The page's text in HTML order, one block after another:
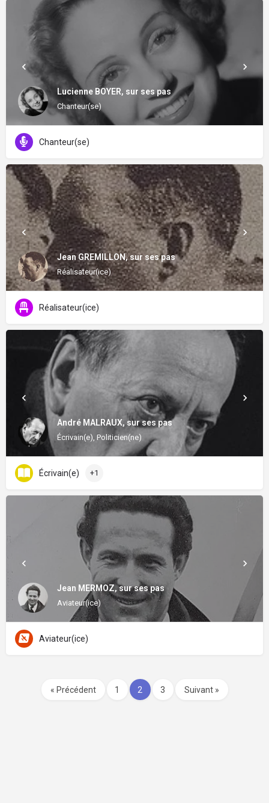
Lucienne BOYER, sur ses pas
Chanteur(se)
Chanteur(se)
Jean GREMILLON, sur ses pas
Réalisateur(ice)
Réalisateur(ice)
André MALRAUX, sur ses pas
Écrivain(e), Politicien(ne)
Écrivain(e) +1
Jean MERMOZ, sur ses pas
Aviateur(ice)
Aviateur(ice)
« Précédent 1 2 3 Suivant »